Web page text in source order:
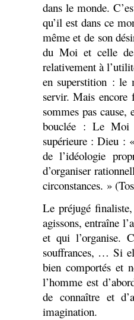
dans le monde.
qu’il est dans ce
même et de son
du Moi et celle de
relativement à
en superstition : le
servir. Mais encore
sommes pas cause,
bouclée : Le Moi
supérieure : Dieu :
de l’idéologie
d’organiser
circonstances. »
Le préjugé
agissons, entraîne
et qui l’organise.
souffrances, … Si
bien comportés et
l’homme est
de connaître et
imagination.